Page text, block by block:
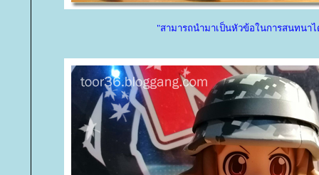
"สามารถนำมาเป็นหัวข้อในการสนทนา